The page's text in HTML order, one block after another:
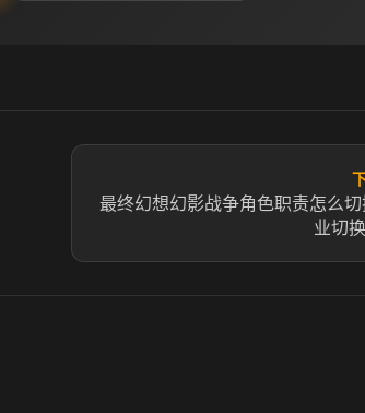
最终幻想幻影战争角色职责怎么切
业切